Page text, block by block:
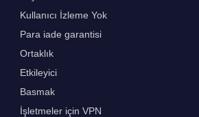
Kullanıcı İzleme Yok
Para iade garantisi
Ortaklık
Etkileyici
Basmak
İşletmeler için VPN